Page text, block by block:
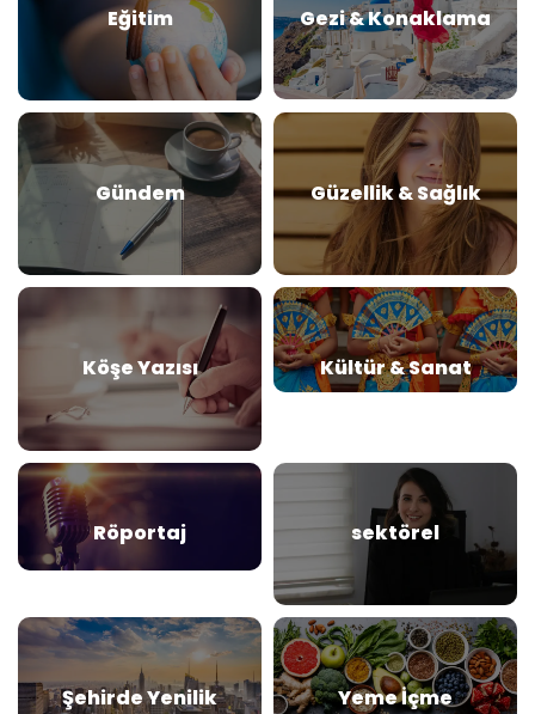
Eğitim Gezi & Konaklama
Gündem Güzellik & Sağlık
Köşe Yazısı Kültür & Sanat
Röportaj sektörel
Şehirde Yenilik Yeme İçme